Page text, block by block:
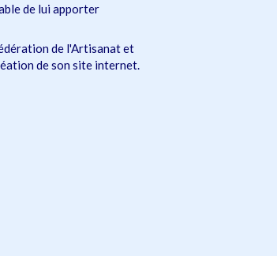
de lui apporter
de l'Artisanat et
de son site internet.